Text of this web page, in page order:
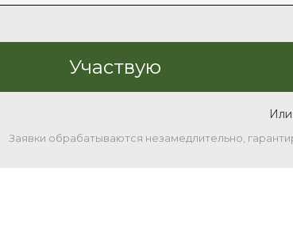
Заявки обрабатываются незамедлительно,